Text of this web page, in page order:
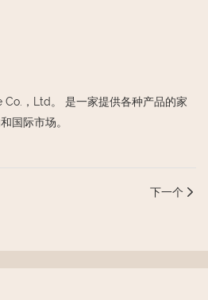
，Ltd。 是一家提供各种产品的家
国际市场。
下一个